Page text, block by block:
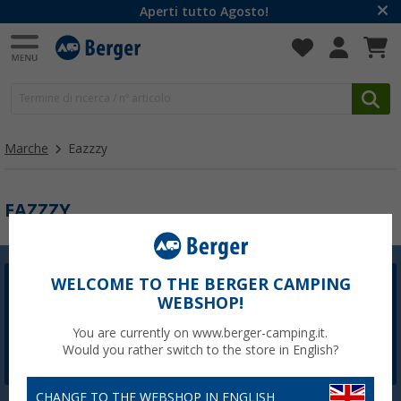
Aperti tutto Agosto!
Marche Eazzzy
EAZZZY
Newsletter Berger
disponibile. Risolveremo il problema il prima possibile.
WELCOME TO THE BERGER CAMPING
WEBSHOP!
You are currently on www.berger-camping.it.
Would you rather switch to the store in English?
CHANGE TO THE WEBSHOP IN ENGLISH